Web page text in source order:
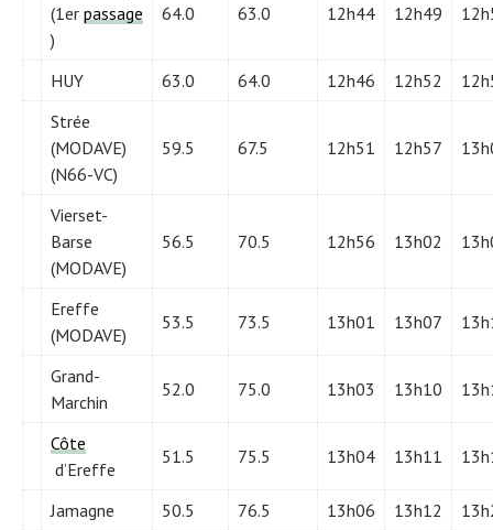
(1er passage
)
64.0 63.0 12h44 12h49
HUY 63.0 64.0 12h46 12h52
Strée
(MODAVE)
(N66-VC)
59.5 67.5 12h51 12h57
Vierset-
Barse
(MODAVE)
56.5 70.5 12h56 13h02
Ereffe
(MODAVE)
53.5 73.5 13h01 13h07
Grand-
Marchin
52.0 75.0 13h03 13h10
Côte
d’Ereffe
51.5 75.5 13h04 13h11
Jamagne 50.5 76.5 13h06 13h12